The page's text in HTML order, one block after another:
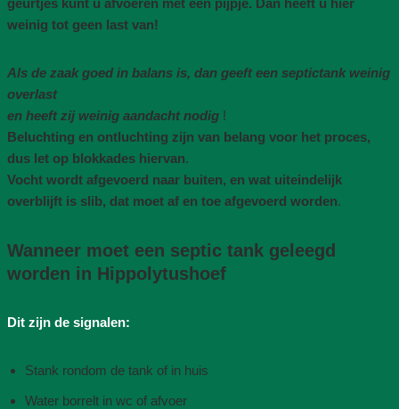
weinig tot geen last van!
Als de zaak goed in balans is, dan geeft een septictank weinig
overlast
en heeft zij weinig aandacht nodig !
Beluchting en ontluchting zijn van belang voor het proces,
dus let op blokkades hiervan.
Vocht wordt afgevoerd naar buiten, en wat uiteindelijk
overblijft is slib, dat moet af en toe afgevoerd worden.
Wanneer moet een septic tank geleegd
worden in Hippolytushoef
Dit zijn de signalen:
Stank rondom de tank of in huis
Water borrelt in wc of afvoer